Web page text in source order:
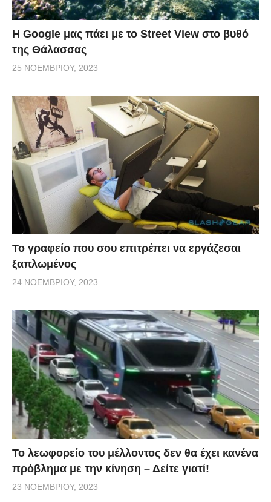
H Google μας πάει με το Street View στο βυθό
της Θάλασσας
25 ΝΟΕΜΒΡΊΟΥ, 2023
Το γραφείο που σου επιτρέπει να εργάζεσαι
ξαπλωμένος
24 ΝΟΕΜΒΡΊΟΥ, 2023
Το λεωφορείο του μέλλοντος δεν θα έχει κανένα
πρόβλημα με την κίνηση – Δείτε γιατί!
23 ΝΟΕΜΒΡΊΟΥ, 2023